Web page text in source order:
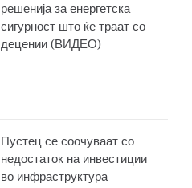
решенија за енергетска
сигурност што ќе траат со
децении (ВИДЕО)
Пустец се соочуваат со
недостаток на инвестиции
во инфраструктура